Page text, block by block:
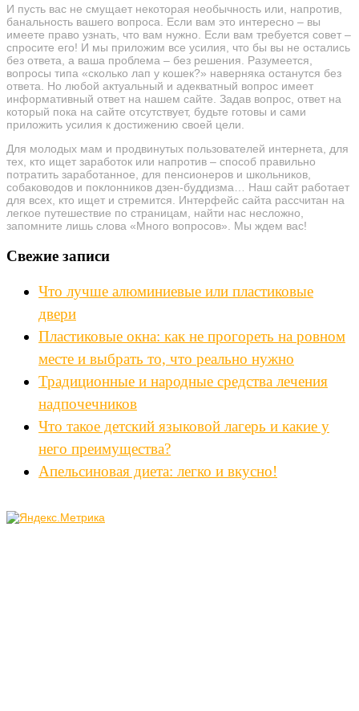
И пусть вас не смущает некоторая необычность или, напротив,
банальность вашего вопроса. Если вам это интересно – вы
имеете право узнать, что вам нужно. Если вам требуется совет –
спросите его! И мы приложим все усилия, что бы вы не остались
без ответа, а ваша проблема – без решения. Разумеется,
вопросы типа «сколько лап у кошек?» наверняка останутся без
ответа. Но любой актуальный и адекватный вопрос имеет
информативный ответ на нашем сайте. Задав вопрос, ответ на
который пока на сайте отсутствует, будьте готовы и сами
приложить усилия к достижению своей цели.
Для молодых мам и продвинутых пользователей интернета, для
тех, кто ищет заработок или напротив – способ правильно
потратить заработанное, для пенсионеров и школьников,
собаководов и поклонников дзен-буддизма… Наш сайт работает
для всех, кто ищет и стремится. Интерфейс сайта рассчитан на
легкое путешествие по страницам, найти нас несложно,
запомните лишь слова «Много вопросов». Мы ждем вас!
Свежие записи
Что лучше алюминиевые или пластиковые
двери
Пластиковые окна: как не прогореть на ровном
месте и выбрать то, что реально нужно
Традиционные и народные средства лечения
надпочечников
Что такое детский языковой лагерь и какие у
него преимущества?
Апельсиновая диета: легко и вкусно!